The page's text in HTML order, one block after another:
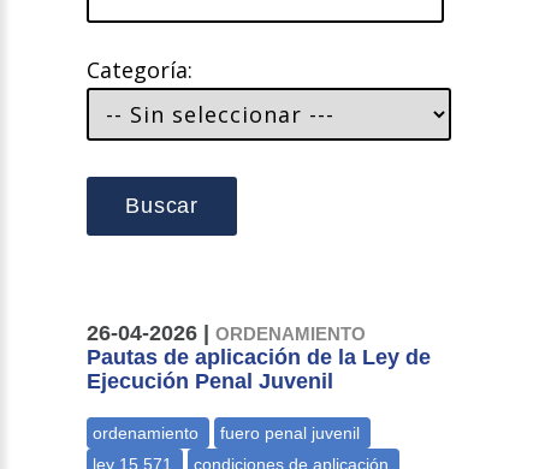
Categoría:
Buscar
26-04-2026 |ORDENAMIENTO
Pautas de aplicación de la Ley de
Ejecución Penal Juvenil